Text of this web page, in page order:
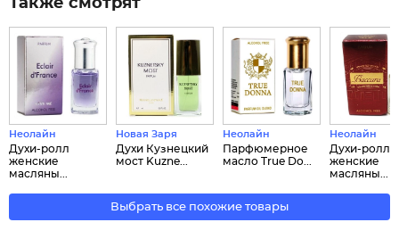
Также смотрят
Неолайн
Духи-ролл
женские
масляны...
Новая Заря
Духи Кузнецкий
мост Kuzne...
Неолайн
Парфюмерное
масло True Do...
Неолайн
Духи-ролл
женские
масляны...
Выбрать все похожие товары